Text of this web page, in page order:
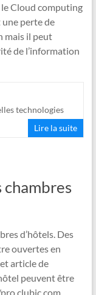
Cloud computing
une perte de
mais il peut
de l’information
technologies
Lire la suite
d’hôtels. Des
ouvertes en
article de
peuvent être